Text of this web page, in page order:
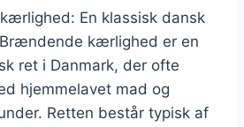
En klassisk dansk
kærlighed er en
ret i Danmark, der ofte
hjemmelavet mad og
Retten består typisk af